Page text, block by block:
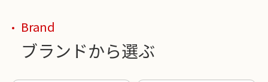
Brand
ブランドから選ぶ